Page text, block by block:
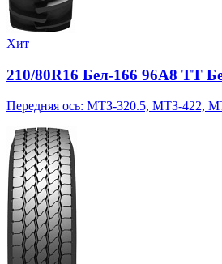
Хит
210/80R16 Бел-166 96A8 TT
Передняя ось: МТЗ-320.5, МТЗ-422,